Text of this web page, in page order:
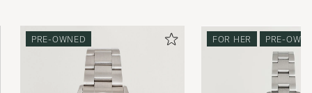
PRE-OWNED FOR HER PRE-